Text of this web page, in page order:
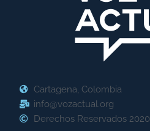
Cartagena, Colombia
info@vozactual.org
Derechos Reservados 2020